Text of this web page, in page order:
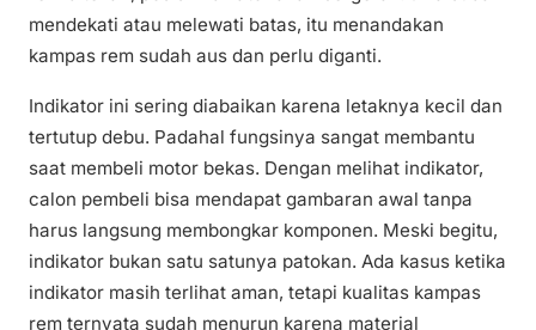
mendekati atau melewati batas, itu menandakan
kampas rem sudah aus dan perlu diganti.
Indikator ini sering diabaikan karena letaknya kecil dan
tertutup debu. Padahal fungsinya sangat membantu
saat membeli motor bekas. Dengan melihat indikator,
calon pembeli bisa mendapat gambaran awal tanpa
harus langsung membongkar komponen. Meski begitu,
indikator bukan satu satunya patokan. Ada kasus ketika
indikator masih terlihat aman, tetapi kualitas kampas
rem ternyata sudah menurun karena material